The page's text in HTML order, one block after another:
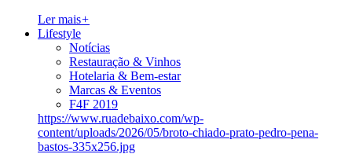
Ler mais+
Lifestyle
Notícias
Restauração & Vinhos
Hotelaria & Bem-estar
Marcas & Eventos
F4F 2019
https://www.ruadebaixo.com/wp-
content/uploads/2026/05/broto-chiado-prato-pedro-pena-
bastos-335x256.jpg